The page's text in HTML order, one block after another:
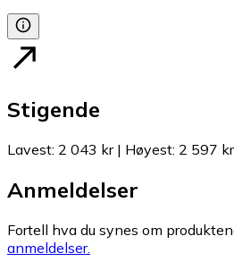
Stigende
Lavest: 2 043 kr| Høyest: 2 597 kr
Anmeldelser
Fortell hva du synes om
anmeldelser.